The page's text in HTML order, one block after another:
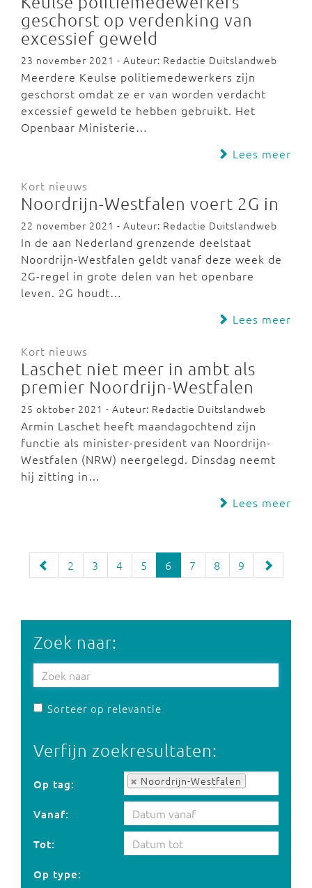
geschorst op verdenking van
excessief geweld
23 november 2021 - Auteur: Redactie Duitslandweb
Meerdere Keulse politiemedewerkers zijn
geschorst omdat ze er van worden verdacht
excessief geweld te hebben gebruikt. Het
Openbaar Ministerie…
Lees meer
Kort nieuws
Noordrijn-Westfalen voert 2G in
22 november 2021 - Auteur: Redactie Duitslandweb
In de aan Nederland grenzende deelstaat
Noordrijn-Westfalen geldt vanaf deze week de
2G-regel in grote delen van het openbare
leven. 2G houdt…
Lees meer
Kort nieuws
Laschet niet meer in ambt als
premier Noordrijn-Westfalen
25 oktober 2021 - Auteur: Redactie Duitslandweb
Armin Laschet heeft maandagochtend zijn
functie als minister-president van Noordrijn-
Westfalen (NRW) neergelegd. Dinsdag neemt
hij zitting in…
Lees meer
2 3 4 5 6 7 8 9
Zoek naar:
Sorteer op relevantie
Verfijn zoekresultaten:
Op tag: Noordrijn-Westfalen
Op tag:
Vanaf:
Tot:
Op type: